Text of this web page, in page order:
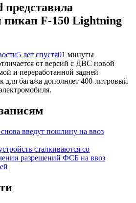
пикап F-150 Lightning
5 лет спустя01 минуты
от версий с ДВС новой
и переработанной задней
для багажа дополняет 400-литровый
введут пошлину на ввоз
сталкиваются со
разрешений ФСБ на ввоз